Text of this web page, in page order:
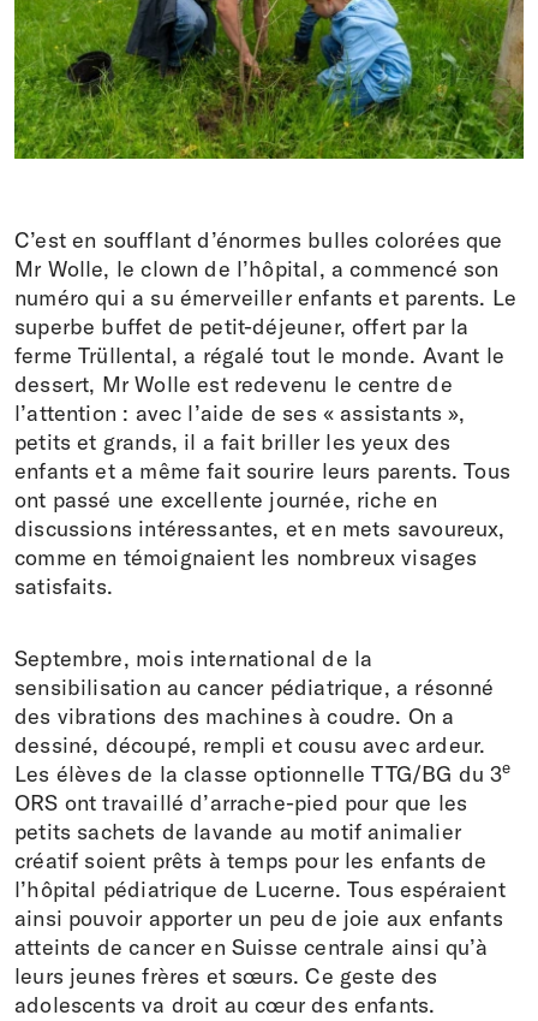
FR DE EN IT
C’est en soufflant d’énormes bulles colorées que
Mr Wolle, le clown de l’hôpital, a commencé son
numéro qui a su émerveiller enfants et parents. Le
superbe buffet de petit-déjeuner, offert par la
ferme Trüllental, a régalé tout le monde. Avant le
dessert, Mr Wolle est redevenu le centre de
l’attention : avec l’aide de ses « assistants »,
petits et grands, il a fait briller les yeux des
enfants et a même fait sourire leurs parents. Tous
ont passé une excellente journée, riche en
discussions intéressantes, et en mets savoureux,
comme en témoignaient les nombreux visages
satisfaits.
Septembre, mois international de la
sensibilisation au cancer pédiatrique, a résonné
des vibrations des machines à coudre. On a
dessiné, découpé, rempli et cousu avec ardeur.
Les élèves de la classe optionnelle TTG/BG du 3e
ORS ont travaillé d’arrache-pied pour que les
petits sachets de lavande au motif animalier
créatif soient prêts à temps pour les enfants de
l’hôpital pédiatrique de Lucerne. Tous espéraient
ainsi pouvoir apporter un peu de joie aux enfants
atteints de cancer en Suisse centrale ainsi qu’à
leurs jeunes frères et sœurs. Ce geste des
adolescents va droit au cœur des enfants.